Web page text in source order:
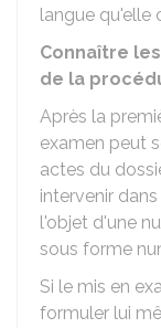
langue qu'elle
Connaître
de la
Après la
examen peut
actes du
intervenir
l'objet d'une
sous forme
Si le mis en
formuler lui